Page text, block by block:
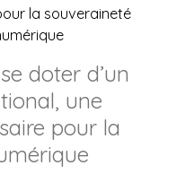
la souveraineté
doter d’un
une
pour la